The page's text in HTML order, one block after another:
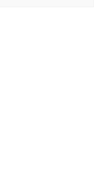
(karijoki.fi)